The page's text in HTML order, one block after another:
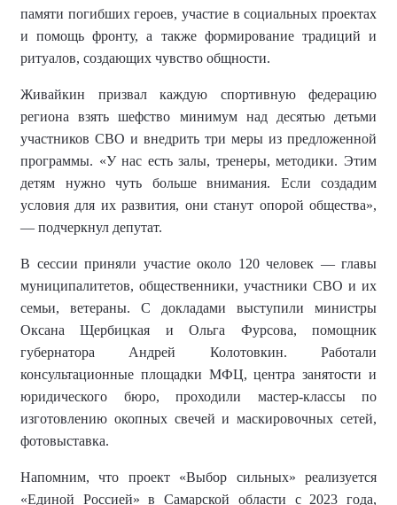
памяти погибших героев, участие в социальных проектах
и помощь фронту, а также формирование традиций и
ритуалов, создающих чувство общности.
Живайкин призвал каждую спортивную федерацию
региона взять шефство минимум над десятью детьми
участников СВО и внедрить три меры из предложенной
программы. «У нас есть залы, тренеры, методики. Этим
детям нужно чуть больше внимания. Если создадим
условия для их развития, они станут опорой общества»,
— подчеркнул депутат.
В сессии приняли участие около 120 человек — главы
муниципалитетов, общественники, участники СВО и их
семьи, ветераны. С докладами выступили министры
Оксана Щербицкая и Ольга Фурсова, помощник
губернатора Андрей Колотовкин. Работали
консультационные площадки МФЦ, центра занятости и
юридического бюро, проходили мастер-классы по
изготовлению окопных свечей и маскировочных сетей,
фотовыставка.
Напомним, что проект «Выбор сильных» реализуется
«Единой Россией» в Самарской области с 2023 года,